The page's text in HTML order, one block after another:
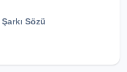
Şarkı Sözü